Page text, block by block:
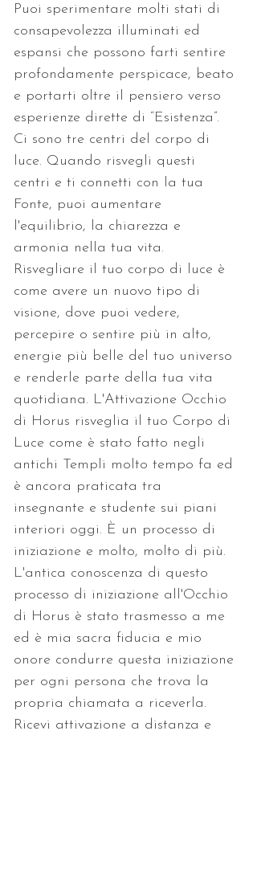
Puoi sperimentare molti stati di
consapevolezza illuminati ed
espansi che possono farti sentire
profondamente perspicace, beato
e portarti oltre il pensiero verso
esperienze dirette di “Esistenza”.
Ci sono tre centri del corpo di
luce. Quando risvegli questi
centri e ti connetti con la tua
Fonte, puoi aumentare
l'equilibrio, la chiarezza e
armonia nella tua vita.
Risvegliare il tuo corpo di luce è
come avere un nuovo tipo di
visione, dove puoi vedere,
percepire o sentire più in alto,
energie più belle del tuo universo
e renderle parte della tua vita
quotidiana. L'Attivazione Occhio
di Horus risveglia il tuo Corpo di
Luce come è stato fatto negli
antichi Templi molto tempo fa ed
è ancora praticata tra
insegnante e studente sui piani
interiori oggi. È un processo di
iniziazione e molto, molto di più.
L'antica conoscenza di questo
processo di iniziazione all'Occhio
di Horus è stato trasmesso a me
ed è mia sacra fiducia e mio
onore condurre questa iniziazione
per ogni persona che trova la
propria chiamata a riceverla.
Ricevi attivazione a distanza e